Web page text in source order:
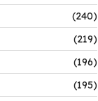
(240)
(219)
(196)
(195)